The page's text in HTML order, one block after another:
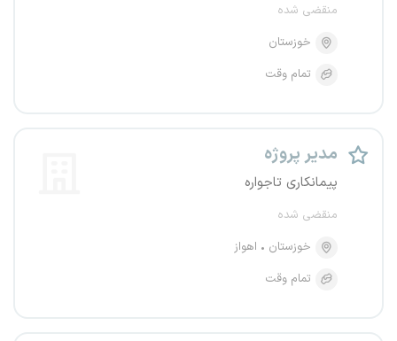
منقضی شده
خوزستان
تمام وقت
مدیر پروژه
پیمانکاری تاجواره
منقضی شده
خوزستان
اهواز
تمام وقت